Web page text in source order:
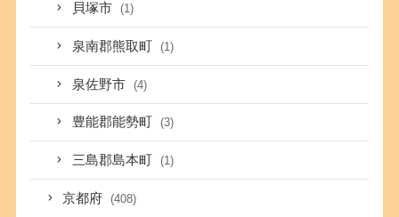
貝塚市 (1)
泉南郡熊取町 (1)
泉佐野市 (4)
豊能郡能勢町 (3)
三島郡島本町 (1)
京都府 (408)